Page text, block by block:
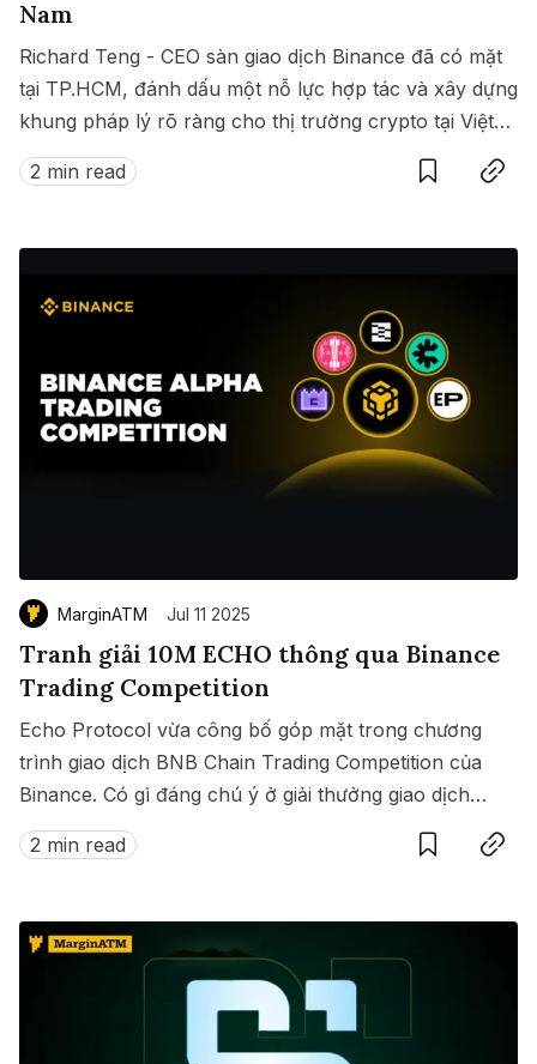
Nam
Richard Teng - CEO sàn giao dịch Binance đã có mặt
tại TP.HCM, đánh dấu một nỗ lực hợp tác và xây dựng
khung pháp lý rõ ràng cho thị trường crypto tại Việt
Nam.
2 min read
SaveCopy link
MarginATM Jul 11 2025
Tranh giải 10M ECHO thông qua Binance
Trading Competition
Echo Protocol vừa công bố góp mặt trong chương
trình giao dịch BNB Chain Trading Competition của
Binance. Có gì đáng chú ý ở giải thưởng giao dịch
này?
2 min read
SaveCopy link